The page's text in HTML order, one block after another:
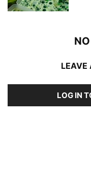
LEAVE
LOG IN